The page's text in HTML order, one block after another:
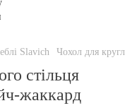
Slavich Чохол для
стільця
жаккард